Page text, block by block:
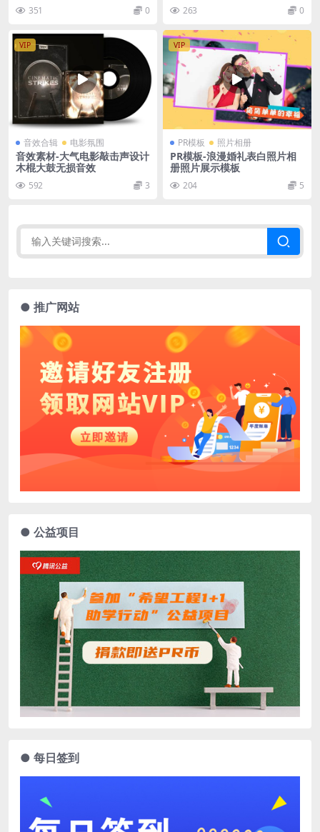
351 0 263 0
VIP
音效合辑 电影氛围
音效素材-大气电影敲击声设计
木棍大鼓无损音效
592 3
VIP
PR模板 照片相册
PR模板-浪漫婚礼表白照片相
册照片展示模板
204 5
● 推广网站
● 公益项目
● 每日签到